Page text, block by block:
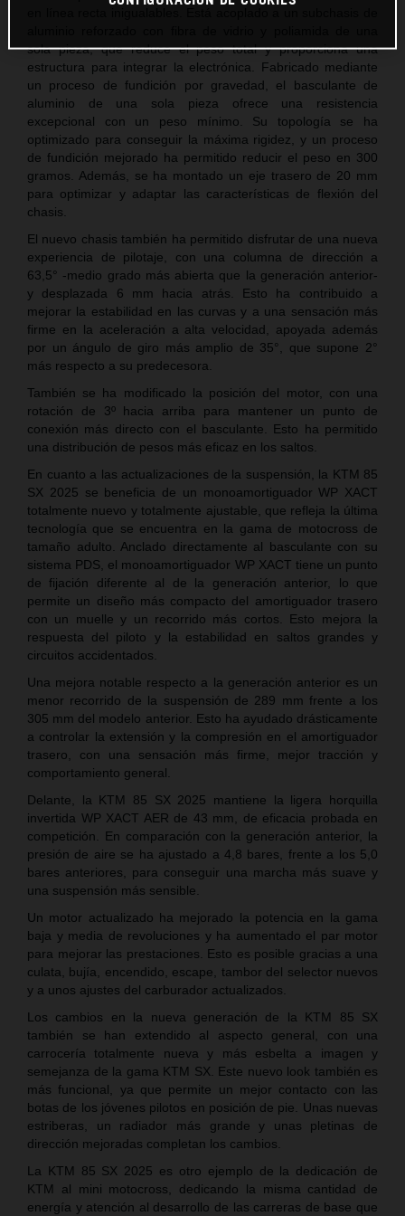
sola pieza, que reduce el peso total y proporciona una
estructura para integrar la electrónica. Fabricado mediante
un proceso de fundición por gravedad, el basculante de
aluminio de una sola pieza ofrece una resistencia
excepcional con un peso mínimo. Su topología se ha
optimizado para conseguir la máxima rigidez, y un proceso
de fundición mejorado ha permitido reducir el peso en 300
gramos. Además, se ha montado un eje trasero de 20 mm
para optimizar y adaptar las características de flexión del
chasis.
El nuevo chasis también ha permitido disfrutar de una nueva
experiencia de pilotaje, con una columna de dirección a
63,5° -medio grado más abierta que la generación anterior-
y desplazada 6 mm hacia atrás. Esto ha contribuido a
mejorar la estabilidad en las curvas y a una sensación más
firme en la aceleración a alta velocidad, apoyada además
por un ángulo de giro más amplio de 35°, que supone 2°
más respecto a su predecesora.
También se ha modificado la posición del motor, con una
rotación de 3º hacia arriba para mantener un punto de
conexión más directo con el basculante. Esto ha permitido
una distribución de pesos más eficaz en los saltos.
En cuanto a las actualizaciones de la suspensión, la KTM 85
SX 2025 se beneficia de un monoamortiguador WP XACT
totalmente nuevo y totalmente ajustable, que refleja la última
tecnología que se encuentra en la gama de motocross de
tamaño adulto. Anclado directamente al basculante con su
sistema PDS, el monoamortiguador WP XACT tiene un punto
de fijación diferente al de la generación anterior, lo que
permite un diseño más compacto del amortiguador trasero
con un muelle y un recorrido más cortos. Esto mejora la
respuesta del piloto y la estabilidad en saltos grandes y
circuitos accidentados.
Una mejora notable respecto a la generación anterior es un
menor recorrido de la suspensión de 289 mm frente a los
305 mm del modelo anterior. Esto ha ayudado drásticamente
a controlar la extensión y la compresión en el amortiguador
trasero, con una sensación más firme, mejor tracción y
comportamiento general.
Delante, la KTM 85 SX 2025 mantiene la ligera horquilla
invertida WP XACT AER de 43 mm, de eficacia probada en
competición. En comparación con la generación anterior, la
presión de aire se ha ajustado a 4,8 bares, frente a los 5,0
bares anteriores, para conseguir una marcha más suave y
una suspensión más sensible.
Un motor actualizado ha mejorado la potencia en la gama
baja y media de revoluciones y ha aumentado el par motor
para mejorar las prestaciones. Esto es posible gracias a una
culata, bujía, encendido, escape, tambor del selector nuevos
y a unos ajustes del carburador actualizados.
Los cambios en la nueva generación de la KTM 85 SX
también se han extendido al aspecto general, con una
carrocería totalmente nueva y más esbelta a imagen y
semejanza de la gama KTM SX. Este nuevo look también es
más funcional, ya que permite un mejor contacto con las
botas de los jóvenes pilotos en posición de pie. Unas nuevas
estriberas, un radiador más grande y unas pletinas de
dirección mejoradas completan los cambios.
La KTM 85 SX 2025 es otro ejemplo de la dedicación de
KTM al mini motocross, dedicando la misma cantidad de
energía y atención al desarrollo de las carreras de base que